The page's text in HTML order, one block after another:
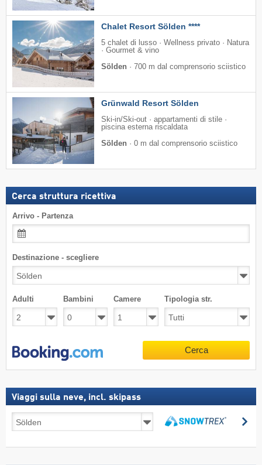
Chalet Resort Sölden ****
5 chalet di lusso · Wellness privato · Natura
· Gourmet & vino
Sölden · 700 m dal comprensorio sciistico
Grünwald Resort Sölden
Ski-in/Ski-out · appartamenti di stile ·
piscina esterna riscaldata
Sölden · 0 m dal comprensorio sciistico
Cerca struttura ricettiva
Arrivo - Partenza
Destinazione - scegliere
Adulti Bambini Camere Tipologia str.
Cerca
Viaggi sulla neve, incl. skipass
sulla
incl.